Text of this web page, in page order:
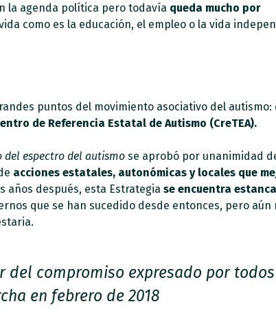
la agenda política pero todavía queda mucho por
como es la educación, el empleo o la vida
puntos del movimiento asociativo del autismo:
de Referencia Estatal de Autismo (CreTEA).
del espectro del autismose aprobó por unanimidad
acciones estatales, autonómicas y locales que
años después, esta Estrategia se encuentra
que se han sucedido desde entonces, pero aún
del compromiso expresado por
en febrero de 2018